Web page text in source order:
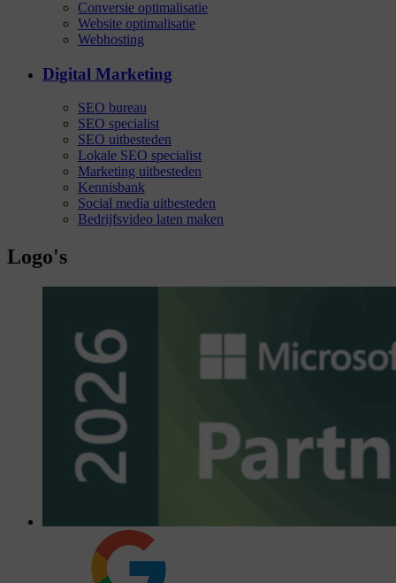
Conversie optimalisatie
Website optimalisatie
Webhosting
Digital Marketing
SEO bureau
SEO specialist
SEO uitbesteden
Lokale SEO specialist
Marketing uitbesteden
Kennisbank
Social media uitbesteden
Bedrijfsvideo laten maken
Logo's